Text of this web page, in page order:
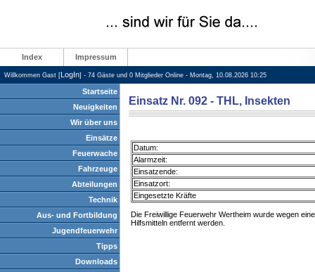
Index Impressum
Willkommen Gast [LogIn] - 74 Gäste und 0 Mitglieder Online - Montag, 10.08.2026 10:25
Startseite
Neuigkeiten
Wir über uns
Einsätze
Feuerwache
Fahrzeuge
Abteilungen
Technik
Aus- und Fortbildung
Jugendfeuerwehr
Tipps
Downloads
Einsatz Nr. 092 - THL, Insekten
Datum:
Alarmzeit:
Einsatzende:
Einsatzort:
Eingesetzte Kräfte
Die Freiwillige Feuerwehr Wertheim wurde wegen
Hilfsmitteln entfernt werden.